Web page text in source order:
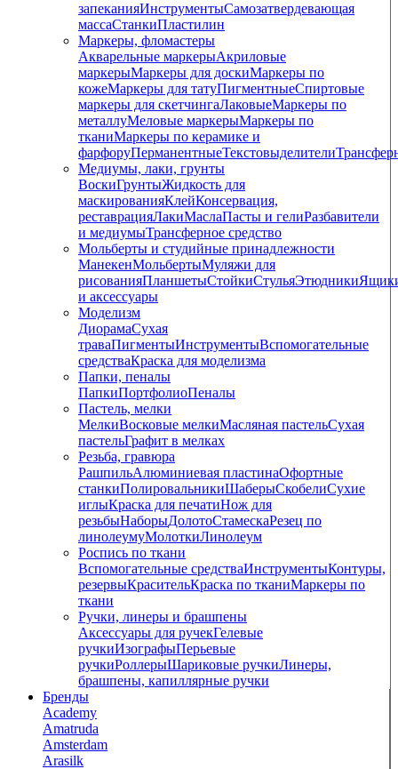
запеканияИнструментыСамозатвердевающая
массаСтанкиПластилин
Маркеры, фломастеры
Акварельные маркерыАкриловые
маркерыМаркеры для доскиМаркеры по
кожеМаркеры для татуПигментныеCпиртовые
маркеры для скетчингаЛаковыеМаркеры по
металлуМеловые маркерыМаркеры по
тканиМаркеры по керамике и
фарфоруПерманентныеТекстовыделители
Медиумы, лаки, грунты
ВоскиГрунтыЖидкость для
маскированияКлейКонсервация,
реставрацияЛакиМаслаПасты и гелиРазбавители
и медиумыТрансферное средство
Мольберты и студийные принадлежности
МанекенМольбертыМуляжи для
рисованияПланшетыСтойкиСтульяЭтюдники
и аксессуары
Моделизм
ДиорамаСухая
траваПигментыИнструментыВспомогательные
средстваКраска для моделизма
Папки, пеналы
ПапкиПортфолиоПеналы
Пастель, мелки
МелкиВосковые мелкиМасляная пастельСухая
пастельГрафит в мелках
Резьба, гравюра
РашпильАлюминиевая пластинаОфортные
станкиПолировальникиШаберыСкобелиСухие
иглыКраска для печатиНож для
резьбыНаборыДолотоСтамескаРезец по
линолеумуМолоткиЛинолеум
Роспись по ткани
Вспомогательные средстваИнструментыКонтуры,
резервыКрасительКраска по тканиМаркеры по
ткани
Ручки, линеры и брашпены
Аксессуары для ручекГелевые
ручкиИзографыПерьевые
ручкиРоллерыШариковые ручкиЛинеры,
брашпены, капиллярные ручки
Бренды
Academy
Amatruda
Amsterdam
Arasilk